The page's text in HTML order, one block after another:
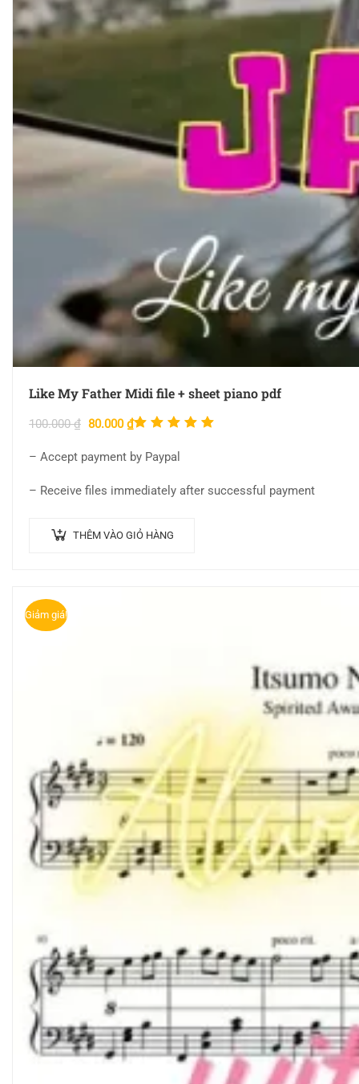
Like My Father Midi file + sheet piano pdf
100.000₫ 80.000₫Được xếp
5.005
sao
– Accept payment by Paypal
– Receive files immediately after successful payment
THÊM VÀO GIỎ HÀNG
Giảm giá!